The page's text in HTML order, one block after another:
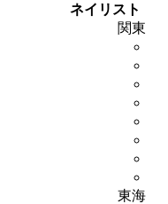
ネイリスト
関東
東海